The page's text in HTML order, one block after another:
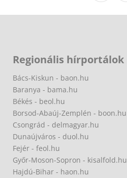
Regionális hírportálok
Bács-Kiskun - baon.hu
Baranya - bama.hu
Békés - beol.hu
Borsod-Abaúj-Zemplén - boon.hu
Csongrád - delmagyar.hu
Dunaújváros - duol.hu
Fejér - feol.hu
Győr-Moson-Sopron - kisalfold.hu
Hajdú-Bihar - haon.hu